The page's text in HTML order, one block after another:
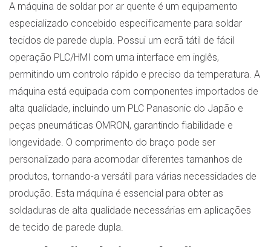
A máquina de soldar por ar quente é um equipamento
especializado concebido especificamente para soldar
tecidos de parede dupla. Possui um ecrã tátil de fácil
operação PLC/HMI com uma interface em inglês,
permitindo um controlo rápido e preciso da temperatura. A
máquina está equipada com componentes importados de
alta qualidade, incluindo um PLC Panasonic do Japão e
peças pneumáticas OMRON, garantindo fiabilidade e
longevidade. O comprimento do braço pode ser
personalizado para acomodar diferentes tamanhos de
produtos, tornando-a versátil para várias necessidades de
produção. Esta máquina é essencial para obter as
soldaduras de alta qualidade necessárias em aplicações
de tecido de parede dupla.